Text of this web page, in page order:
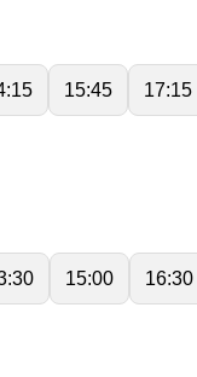
15:45 17:15
15:00 16:30